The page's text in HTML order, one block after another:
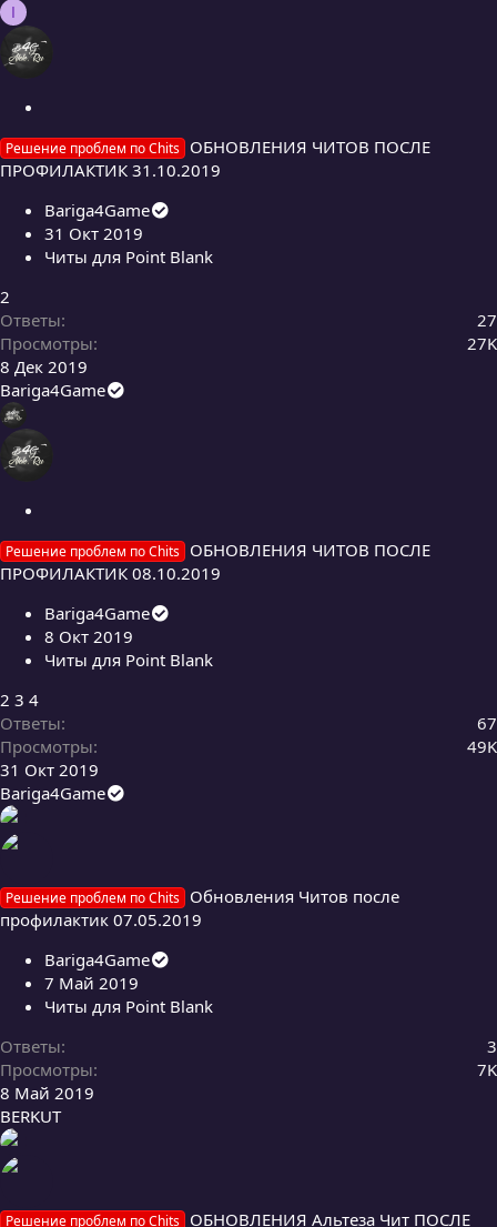
I
к
р
т
а
Решение проблем по Chits ОБНОВЛЕНИЯ ЧИТОВ ПОСЛЕ
ПРОФИЛАКТИК 31.10.2019
Bariga4Game
31 Окт 2019
Читы для Point Blank
2
Ответы
27
Просмотры
27K
8 Дек 2019
Bariga4Game
к
р
т
а
Решение проблем по Chits ОБНОВЛЕНИЯ ЧИТОВ ПОСЛЕ
ПРОФИЛАКТИК 08.10.2019
Bariga4Game
8 Окт 2019
Читы для Point Blank
2 3 4
Ответы
67
Просмотры
49K
31 Окт 2019
Bariga4Game
Решение проблем по Chits Обновления Читов после
профилактик 07.05.2019
Bariga4Game
7 Май 2019
Читы для Point Blank
Ответы
3
Просмотры
7K
8 Май 2019
BERKUT
Решение проблем по Chits ОБНОВЛЕНИЯ Альтеза Чит ПОСЛЕ